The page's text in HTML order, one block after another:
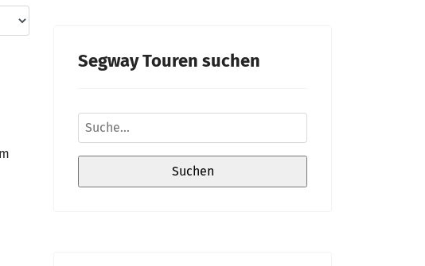
Segway Touren suchen